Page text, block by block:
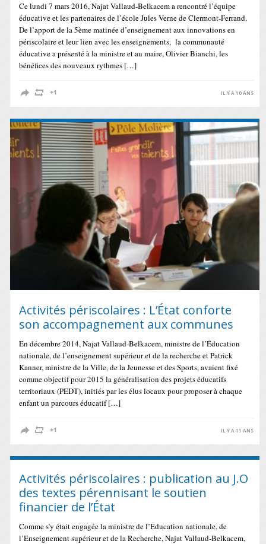
Ce lundi 7 mars 2016, Najat Vallaud-Belkacem a rencontré l’équipe
éducative et les partenaires de l’école Jules Verne de Clermont-Ferrand.
De l’apport de la 5ème matinée d’enseignement aux innovations en
périscolaire et leur lien avec les enseignements, la communauté
éducative a présenté à la ministre et au maire, Olivier Bianchi, les
bénéfices des nouveaux rythmes […]
IL Y A 10 ANS
Activités périscolaires : L’État conforte
son accompagnement aux communes
En décembre 2014, Najat Vallaud-Belkacem, ministre de l’Éducation
nationale, de l’enseignement supérieur et de la recherche et Patrick
Kanner, ministre de la Ville, de la Jeunesse et des Sports, avaient fixé
comme objectif pour 2015 la généralisation des projets éducatifs
territoriaux (PEDT), initiés par les élus locaux pour proposer à chaque
enfant un parcours éducatif […]
IL Y A 11 ANS
Activités périscolaires : publication au J.O
des textes pérennisant le soutien
financier de l’État
Comme s’y était engagée la ministre de l’Éducation nationale, de
l’Enseignement supérieur et de la Recherche, Najat Vallaud-Belkacem,